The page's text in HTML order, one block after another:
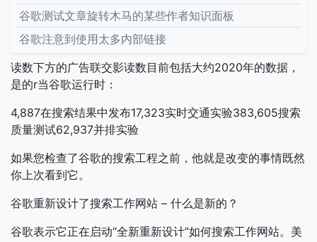
谷歌测试文章旋转木马的某些作者知识面板
谷歌注意到使用太多内部链接
读数下方的广告联交影读数目前包括大约2020年的数据，
是的r当谷歌运行时：
4,887在搜索结果中发布17,323实时交通实验383,605搜索
质量测试62,937并排实验
如果您检查了谷歌的搜索工程之前，他就是改变的事情既然
你上次看到它。
谷歌重新设计了搜索工作网站 – 什么是新的？
谷歌表示它正在启动“全新重新设计”如何搜索工作网站。美